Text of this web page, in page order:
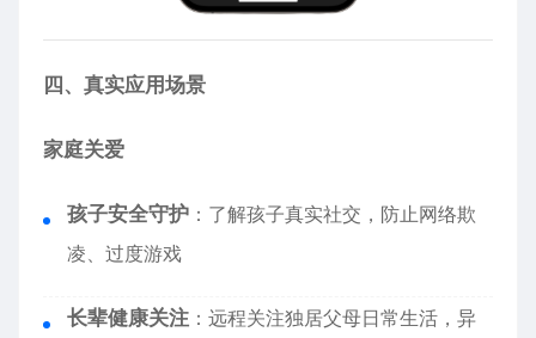
四、真实应用场景
家庭关爱
孩子安全守护 ：了解孩子真实社交，防止网络欺
凌、过度游戏
长辈健康关注 ：远程关注独居父母日常生活，异